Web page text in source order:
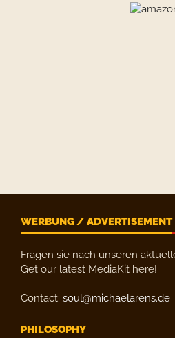
WERBUNG / ADVERTISEMENT
Fragen sie nach unseren
Get our latest MediaKit here!
Contact: soul@michaelarens.de
PHILOSOPHY